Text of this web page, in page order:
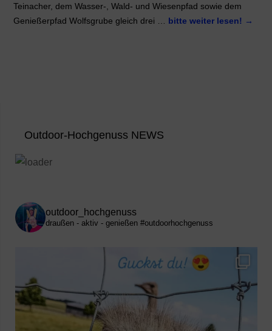
Teinacher, dem Wasser-, Wald- und Wiesenpfad sowie dem
Genießerpfad Wolfsgrube gleich drei … bitte weiter lesen! →
Outdoor-Hochgenuss NEWS
outdoor_hochgenuss
draußen - aktiv - genießen #outdoorhochgenuss